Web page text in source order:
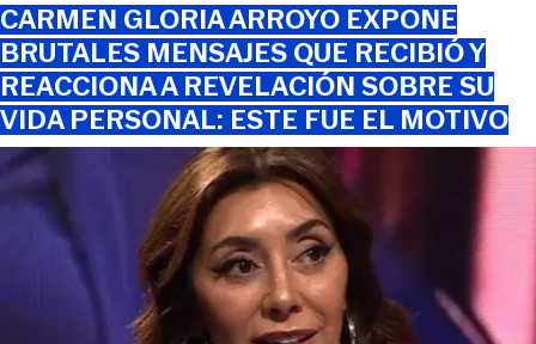
CARMEN GLORIA ARROYO EXPONE
BRUTALES MENSAJES QUE RECIBIÓ Y
REACCIONA A REVELACIÓN SOBRE SU
VIDA PERSONAL: ESTE FUE EL MOTIVO